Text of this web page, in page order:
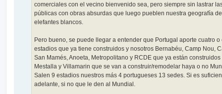
comerciales con el vecino bienvenido sea, pero siempre sin lastrar
públicas con obras absurdas que luego pueblen nuestra geografía de
elefantes blancos.
Pero bueno, se puede llegar a entender que Portugal aporte cuatro o
estadios que ya tiene construidos y nosotros Bernabéu, Camp Nou,
San Mamés, Anoeta, Metropolitano y RCDE que ya están construidos
Mestalla y Villamarin que se van a construir/remodelar haya o no
Salen 9 estadios nuestros más 4 portugueses 13 sedes. Si es
adelante, si no que le den al Mundial.